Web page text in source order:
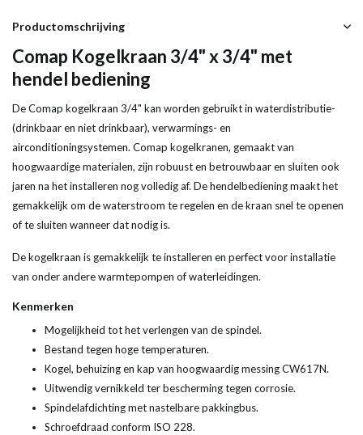
Productomschrijving
Comap Kogelkraan 3/4" x 3/4" met
hendel bediening
De Comap kogelkraan 3/4" kan worden gebruikt in waterdistributie-
(drinkbaar en niet drinkbaar), verwarmings- en
airconditioningsystemen. Comap kogelkranen, gemaakt van
hoogwaardige materialen, zijn robuust en betrouwbaar en sluiten ook
jaren na het installeren nog volledig af. De hendelbediening maakt het
gemakkelijk om de waterstroom te regelen en de kraan snel te openen
of te sluiten wanneer dat nodig is.
De kogelkraan is gemakkelijk te installeren en perfect voor installatie
van onder andere warmtepompen of waterleidingen.
Kenmerken
Mogelijkheid tot het verlengen van de spindel.
Bestand tegen hoge temperaturen.
Kogel, behuizing en kap van hoogwaardig messing CW617N.
Uitwendig vernikkeld ter bescherming tegen corrosie.
Spindelafdichting met nastelbare pakkingbus.
Schroefdraad conform ISO 228.